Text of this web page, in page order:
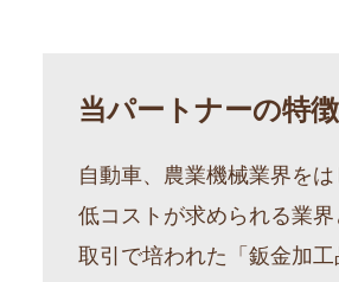
当パートナーの特徴
自動車、農業機械業界を
低コストが求められる業
取引で培われた「鈑金加